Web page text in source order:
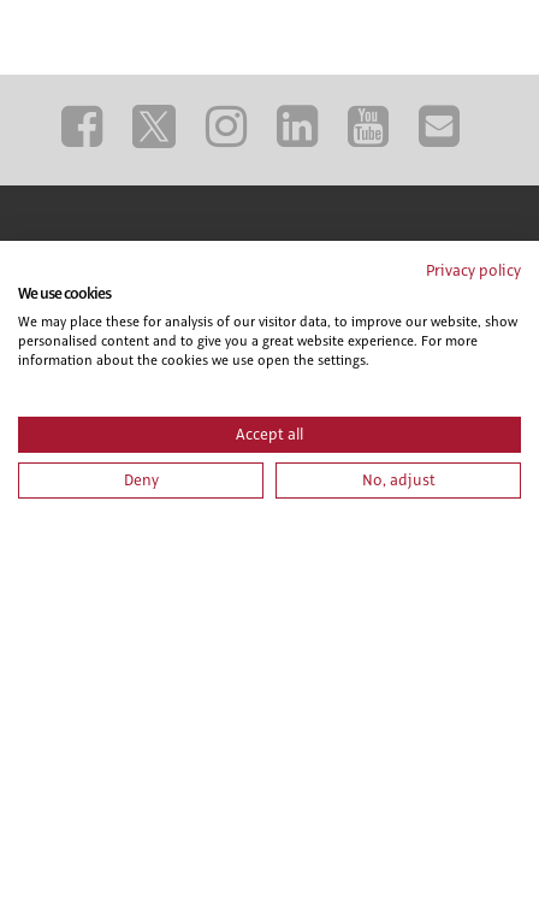
LIBRERÍA
ACTUALIDAD
CURSOS 100% SUBVENCIONADOS
Privacy policy
We use cookies
We may place these for analysis of our visitor data, to improve our website, show
personalised content and to give you a great website experience. For more
information about the cookies we use open the settings.
Accept all
Deny No, adjust